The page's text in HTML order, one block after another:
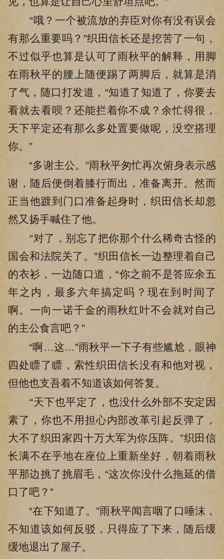
“哦？一个被流放的弃臣对你有没有误会
有那么重要吗？”织田信长还是挖苦了一句，
不过似乎也算是认可了雨秋平的解释，用脚
在雨秋平的腰上随便踢了两脚后，就算是消
了气，随口打发道，“知道了知道了，你要去
看就去看呗？还能拦着你不成？余忙得很，
天下平定还有那么多处置要做呢，没空搭理
你。”
“多谢主公。”雨秋平匆忙再次俯身表示感
谢，随后便倒着膝行而出，准备离开。然而
正当他踱到门口准备起身时，织田信长却忽
然又扬手喊住了他。
“对了，别忘了把你那个什么稀奇古怪的
国会和法院关了。”织田信长一边整理着自己
的衣衫，一边随口道，“你之前不是答应余五
年之内，最多六年搞定吗？现在到时间了
啊。一向一诺千金的雨秋红叶不会就对自己
的主公食言吧？”
“啊…这…”雨秋平一下子有些尴尬，眼神
四处瞟了瞟，索性织田信长没有和他对视，
但他也支吾着不知道该如何答复。
“天下也平定了，也没什么外部不安定因
素了，你也不用担心内部改革引起反弹了，
大不了织田家四十万大军为你压阵。”织田信
长满不在乎地在座位上重新坐好，朝着雨秋
平那边挑了挑眉毛，“这次你没什么拖延的借
口了吧？”
“在下知道了。”雨秋平闻言咽了口唾沫，
不知道该如何反驳，只得应了下来，随后缓
缓地退出了屋子。